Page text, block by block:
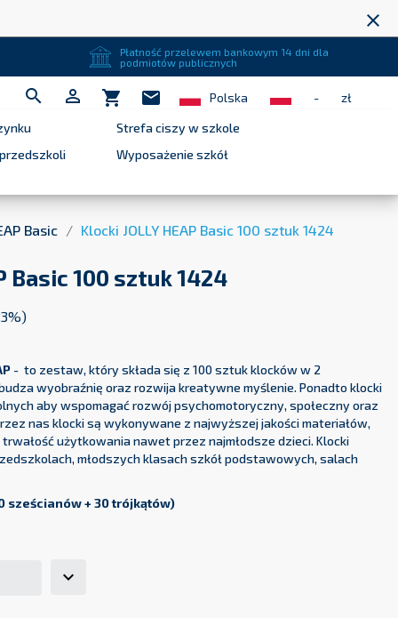
close
Płatność przelewem bankowym 14 dni dla
podmiotów publicznych
  shopping_cart mail Polska -
zł
Strefa ciszy w szkole
Wyposażenie szkół
Basic Klocki JOLLY HEAP Basic 100 sztuk 1424
Basic 100 sztuk 1424
- to zestaw, który składa się z 100 sztuk klocków w 2
wyobraźnię oraz rozwija kreatywne myślenie. Ponadto klocki
aby wspomagać rozwój psychomotoryczny, społeczny oraz
nas klocki są wykonywane z najwyższej jakości materiałów,
użytkowania nawet przez najmłodsze dzieci. Klocki
młodszych klasach szkół podstawowych, salach
sześcianów + 30 trójkątów)